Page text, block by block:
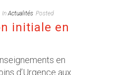
In Actualités Posted
initiale en
en
d’Urgence aux